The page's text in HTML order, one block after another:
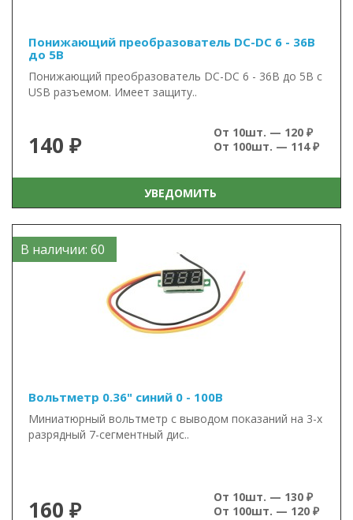
Понижающий преобразователь DC-DC 6 - 36В
до 5В
Понижающий преобразователь DC-DC 6 - 36В до 5В с
USB разъемом. Имеет защиту..
140 ₽
От 10шт. — 120 ₽
От 100шт. — 114 ₽
УВЕДОМИТЬ
В наличии: 60
Вольтметр 0.36" синий 0 - 100В
Миниатюрный вольтметр с выводом показаний на 3-х
разрядный 7-сегментный дис..
160 ₽
От 10шт. — 130 ₽
От 100шт. — 120 ₽